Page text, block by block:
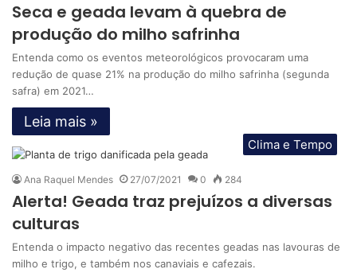
Seca e geada levam à quebra de
produção do milho safrinha
Entenda como os eventos meteorológicos provocaram uma
redução de quase 21% na produção do milho safrinha (segunda
safra) em 2021…
Leia mais »
Clima e Tempo
Ana Raquel Mendes 27/07/2021 0 284
Alerta! Geada traz prejuízos a diversas
culturas
Entenda o impacto negativo das recentes geadas nas lavouras de
milho e trigo, e também nos canaviais e cafezais.